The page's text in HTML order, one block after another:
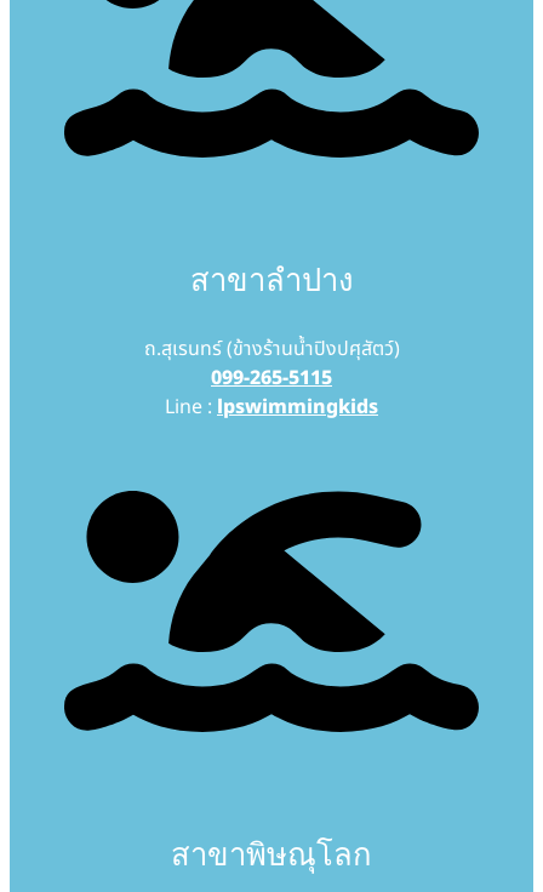
สาขาลำปาง
ถ.สุเรนทร์ (ข้างร้านน้ำปิงปศุสัตว์)
099-265-5115
Line : lpswimmingkids
สาขาพิษณุโลก